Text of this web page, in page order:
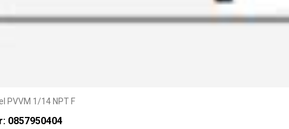
PVVM 1/14 NPT F
0857950404